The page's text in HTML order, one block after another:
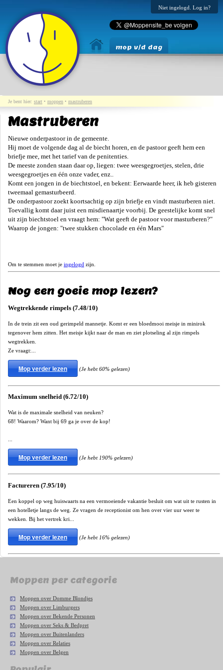
Niet ingelogd. Log in?
mop v/d dag
Je bent hier: start • moppen • mastruberen
Mastruberen
Nieuwe onderpastoor in de gemeente.
Hij moet de volgende dag al de biecht horen, en de pastoor geeft hem een
briefje mee, met het tarief van de penitenties.
De meeste zonden staan daar op, liegen: twee weesgegroetjes, stelen, drie
weesgegroetjes en één onze vader, enz..
Komt een jongen in de biechtstoel, en bekent: Eerwaarde heer, ik heb gisteren
tweemaal gemasturbeerd.
De onderpastoor zoekt koortsachtig op zijn briefje en vindt masturberen niet.
Toevallig komt daar juist een misdienaartje voorbij. De geestelijke komt snel
uit zijn biechtstoel en vraagt hem: "Wat geeft de pastoor voor masturberen?"
Waarop de jongen: "twee stukken chocolade en één Mars"
Om te stemmen moet je ingelogd zijn.
Nog een goeie mop lezen?
Wegtrekkende rimpels (7.48/10)
In de trein zit een oud gerimpeld mannetje. Komt er een bloedmooi meisje in minirok
tegenover hem zitten. Het meisje kijkt naar de man en ziet plotseling al zijn rimpels
wegtrekken.
Ze vraagt:...
Mop verder lezen (Je hebt 60% gelezen)
Maximum snelheid (6.72/10)
Wat is de maximale snelheid van neuken?
68! Waarom? Want bij 69 ga je over de kop!
Mop verder lezen (Je hebt 190% gelezen)
Factureren (7.95/10)
Een koppel op weg huiswaarts na een vermoeiende vakantie besluit om wat uit te rusten in
een hotelletje langs de weg. Ze vragen de receptionist om hen over vier uur weer te
wekken. Bij het vertrek kri...
Mop verder lezen (Je hebt 16% gelezen)
Moppen per categorie
Moppen over Domme Blondjes
Moppen over Limburgers
Moppen over Bekende Personen
Moppen over Seks & Bedpret
Moppen over Buitenlanders
Moppen over Relaties
Moppen over Belgen